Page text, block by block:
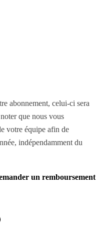
abonnement, celui-ci sera
que nous vous
votre équipe afin de
indépendamment du
un remboursement